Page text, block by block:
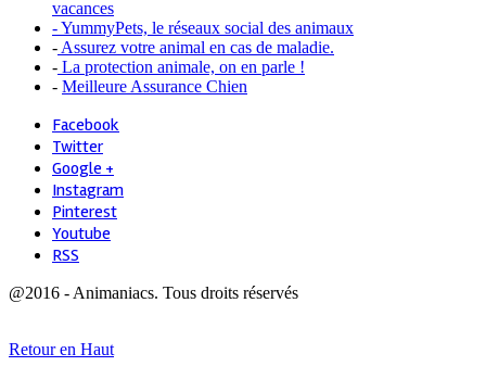
vacances
- YummyPets, le réseaux social des animaux
- Assurez votre animal en cas de maladie.
- La protection animale, on en parle !
- Meilleure Assurance Chien
Facebook
Twitter
Google +
Instagram
Pinterest
Youtube
RSS
@2016 - Animaniacs. Tous droits réservés
Retour en Haut